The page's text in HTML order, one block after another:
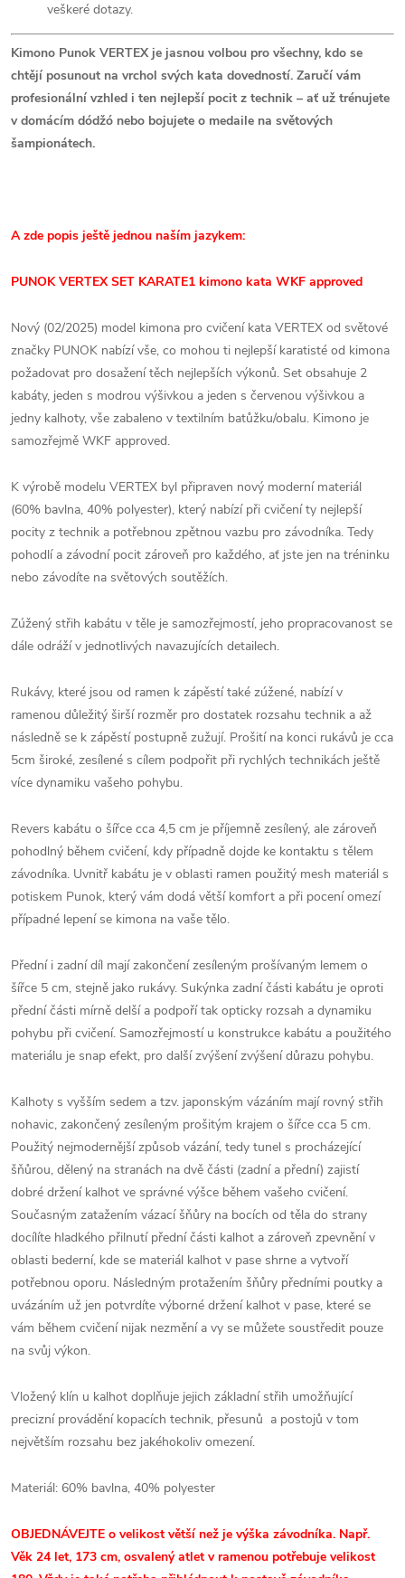
veškeré dotazy.
Kimono Punok VERTEX je jasnou volbou pro všechny, kdo se
chtějí posunout na vrchol svých kata dovedností. Zaručí vám
profesionální vzhled i ten nejlepší pocit z technik – ať už trénujete
v domácím dódžó nebo bojujete o medaile na světových
šampionátech.
A zde popis ještě jednou naším jazykem:
PUNOK VERTEXSET KARATE1 kimono kata WKF approved
Nový (02/2025) model kimona pro cvičení kata VERTEX od světové
značky PUNOK nabízí vše, co mohou ti nejlepší karatisté od kimona
požadovat pro dosažení těch nejlepších výkonů. Set obsahuje 2
kabáty, jeden s modrou výšivkou a jeden s červenou výšivkou a
jedny kalhoty, vše zabaleno v textilním batůžku/obalu. Kimono je
samozřejmě WKF approved.
K výrobě modelu VERTEX byl připraven nový moderní materiál
(60% bavlna, 40% polyester), který nabízí při cvičení ty nejlepší
pocity z technik a potřebnou zpětnou vazbu pro závodníka. Tedy
pohodlí a závodní pocit zároveň pro každého, ať jste jen na tréninku
nebo závodíte na světových soutěžích.
Zúžený střih kabátu v těle je samozřejmostí, jeho propracovanost se
dále odráží v jednotlivých navazujících detailech.
Rukávy, které jsou od ramen k zápěstí také zúžené, nabízí v
ramenou důležitý širší rozměr pro dostatek rozsahu technik a až
následně se k zápěstí postupně zužují. Prošití na konci rukávů je cca
5cm široké, zesílené s cílem podpořit při rychlých technikách ještě
více dynamiku vašeho pohybu.
Revers kabátu o šířce cca 4,5 cm je příjemně zesílený, ale zároveň
pohodlný během cvičení, kdy případně dojde ke kontaktu s tělem
závodníka. Uvnitř kabátu je v oblasti ramen použitý mesh materiál s
potiskem Punok, který vám dodá větší komfort a při pocení omezí
případné lepení se kimona na vaše tělo.
Přední i zadní díl mají zakončení zesíleným prošívaným lemem o
šířce 5 cm, stejně jako rukávy. Sukýnka zadní části kabátu je oproti
přední části mírně delší a podpoří tak opticky rozsah a dynamiku
pohybu při cvičení. Samozřejmostí u konstrukce kabátu a použitého
materiálu je snap efekt, pro další zvýšení zvýšení důrazu pohybu.
Kalhoty s vyšším sedem a tzv. japonským vázáním mají rovný střih
nohavic, zakončený zesíleným prošitým krajem o šířce cca 5 cm.
Použitý nejmodernější způsob vázání, tedy tunel s procházející
šňůrou, dělený na stranách na dvě části (zadní a přední) zajistí
dobré držení kalhot ve správné výšce během vašeho cvičení.
Současným zatažením vázací šňůry na bocích od těla do strany
docílíte hladkého přilnutí přední části kalhot a zároveň zpevnění v
oblasti bederní, kde se materiál kalhot v pase shrne a vytvoří
potřebnou oporu. Následným protažením šňůry předními poutky a
uvázáním už jen potvrdíte výborné držení kalhot v pase, které se
vám během cvičení nijak nezmění a vy se můžete soustředit pouze
na svůj výkon.
Vložený klín u kalhot doplňuje jejich základní střih umožňující
precizní provádění kopacích technik, přesunů a postojů v tom
největším rozsahu bez jakéhokoliv omezení.
Materiál: 60% bavlna, 40% polyester
OBJEDNÁVEJTE o velikost větší než je výška závodníka. Např.
Věk 24 let, 173 cm, osvalený atlet v ramenou potřebuje velikost